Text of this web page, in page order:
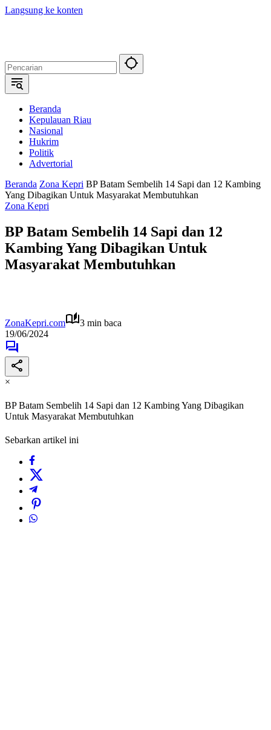
Langsung ke konten
Beranda
Kepulauan Riau
Nasional
Hukrim
Politik
Advertorial
Beranda Zona Kepri BP Batam Sembelih 14 Sapi dan 12 Kambing
Yang Dibagikan Untuk Masyarakat Membutuhkan
Zona Kepri
BP Batam Sembelih 14 Sapi dan 12
Kambing Yang Dibagikan Untuk
Masyarakat Membutuhkan
ZonaKepri.com
3 min baca
19/06/2024
×
BP Batam Sembelih 14 Sapi dan 12 Kambing Yang Dibagikan
Untuk Masyarakat Membutuhkan
Sebarkan artikel ini